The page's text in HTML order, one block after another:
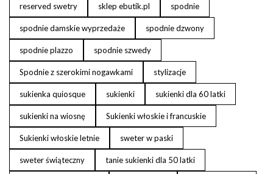
reserved swetry sklep ebutik.pl spodnie
spodnie damskie wyprzedaże spodnie dzwony
spodnie plazzo spodnie szwedy
Spodnie z szerokimi nogawkami stylizacje
sukienka quiosque sukienki sukienki dla 60 latki
sukienki na wiosnę Sukienki włoskie i francuskie
Sukienki włoskie letnie sweter w paski
sweter świąteczny tanie sukienki dla 50 latki